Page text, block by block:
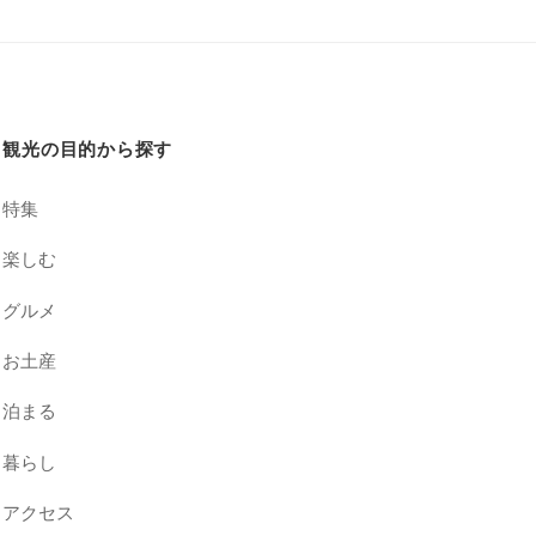
観光の目的から探す
特集
楽しむ
グルメ
お土産
泊まる
暮らし
アクセス